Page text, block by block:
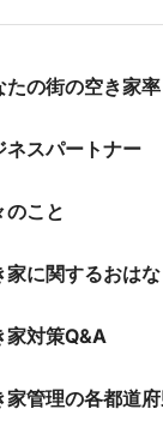
たの街の空き家
ネスパートナー
のこと
家に関するおはな
家対策Q&A
家管理の各都道